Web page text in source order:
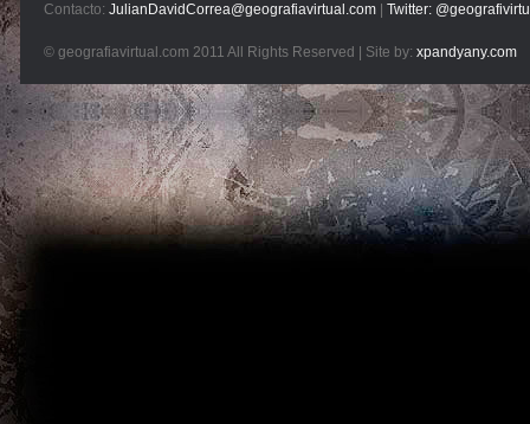
Contacto: JulianDavidCorrea@geografiavirtual.com Twitter:
© geografiavirtual.com 2011 All Rights Reserved | Site by: xpandyany.com